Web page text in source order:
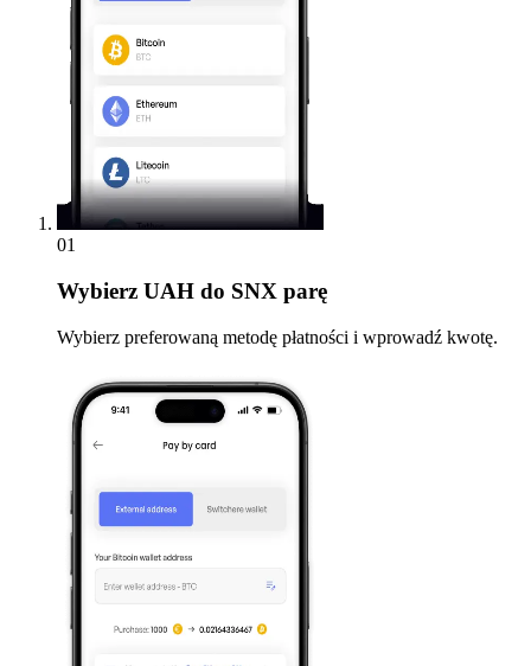
01
Wybierz UAH do SNX parę
Wybierz preferowaną metodę płatności i wprowadź kwotę.